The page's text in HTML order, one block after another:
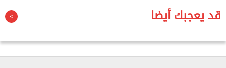
وأشاد رئيس البرلمان العربي بالجهود البناءة التي تبذلها
المملكة العربية السعودية منذ بداية الأزمة إلى جانب كل
الجهود العربية المبذولة للوقوف بجانب الشعب السوداني
الشقيق والمساهمة بشكل حثيث في الحفاظ على
قد يعجبك أيضا